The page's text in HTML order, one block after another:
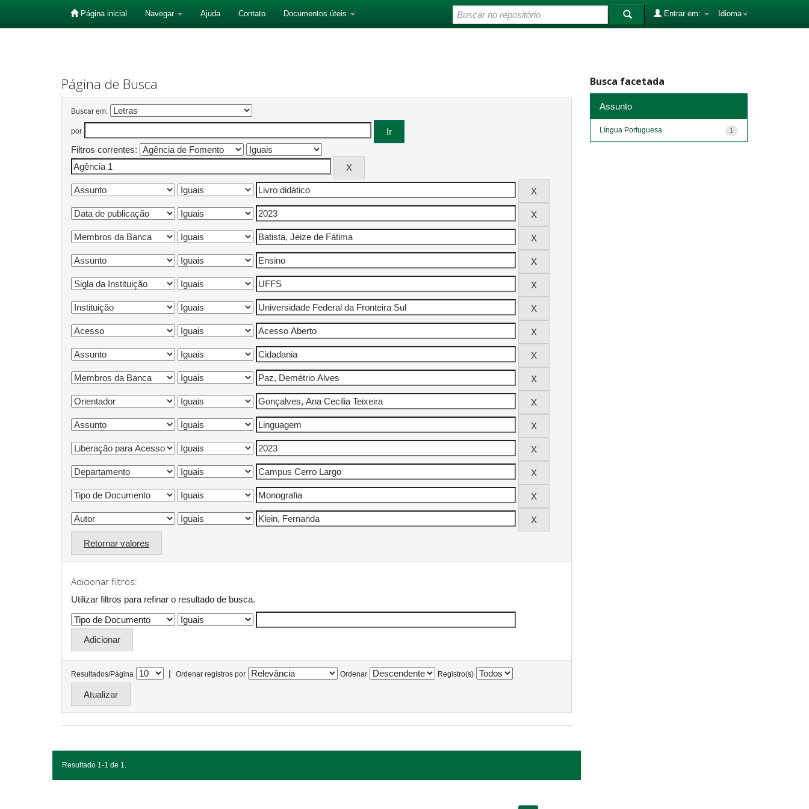
Página inicial Navegar Ajuda Contato Documentos úteis Idioma
Entrar em:
Página de Busca
Buscar em:
por
Filtros correntes:
Retornar valores
Adicionar filtros:
Utilizar filtros para refinar o resultado de busca.
Resultados/Página | Ordenar registros por Ordenar Registro(s)
Resultado 1-1 de 1.
Busca facetada
Assunto
1
Língua Portuguesa